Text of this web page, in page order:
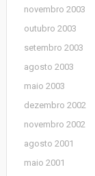
novembro 2003
outubro 2003
setembro 2003
agosto 2003
maio 2003
dezembro 2002
novembro 2002
agosto 2001
maio 2001